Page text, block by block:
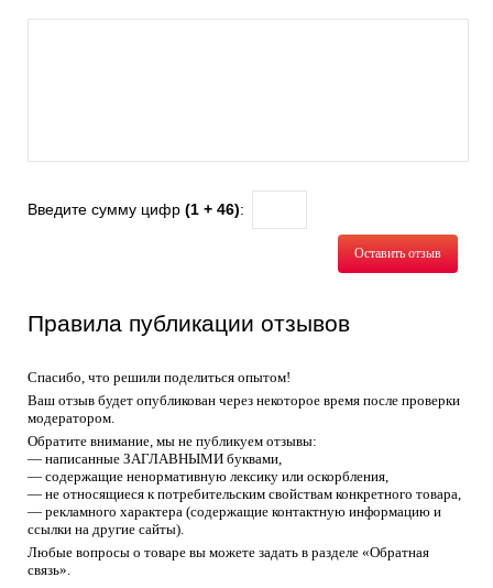
Введите сумму цифр (1 + 46):
Оставить отзыв
Правила публикации отзывов
Спасибо, что решили поделиться опытом!
Ваш отзыв будет опубликован через некоторое время после проверки
модератором.
Обратите внимание, мы не публикуем отзывы:
— написанные ЗАГЛАВНЫМИ буквами,
— содержащие ненормативную лексику или оскорбления,
— не относящиеся к потребительским свойствам конкретного товара,
— рекламного характера (содержащие контактную информацию и
ссылки на другие сайты).
Любые вопросы о товаре вы можете задать в разделе «Обратная
связь».